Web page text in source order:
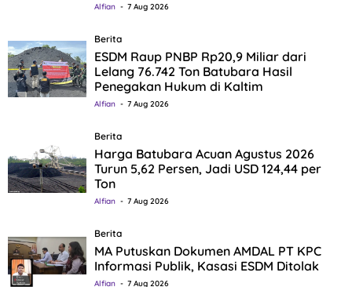
Alfian 7 Aug 2026
Berita
ESDM Raup PNBP Rp20,9 Miliar dari
Lelang 76.742 Ton Batubara Hasil
Penegakan Hukum di Kaltim
Alfian 7 Aug 2026
Berita
Harga Batubara Acuan Agustus 2026
Turun 5,62 Persen, Jadi USD 124,44 per
Ton
Alfian 7 Aug 2026
Berita
MA Putuskan Dokumen AMDAL PT KPC
Informasi Publik, Kasasi ESDM Ditolak
Alfian 7 Aug 2026